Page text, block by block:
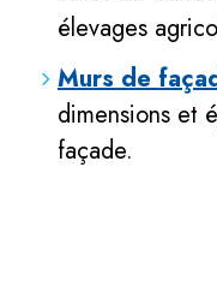
élevages
Murs de
dimensions et
façade.